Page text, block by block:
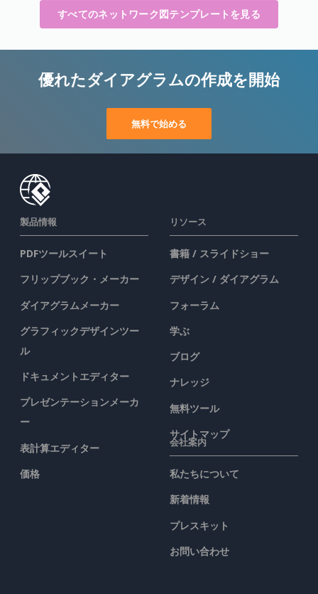
すべてのネットワーク図テンプレートを見る
優れたダイアグラムの作成を開始
無料で始める
製品情報
PDFツールスイート
フリップブック・メーカー
ダイアグラムメーカー
グラフィックデザインツー
ル
ドキュメントエディター
プレゼンテーションメーカ
ー
表計算エディター
価格
リソース
書籍 / スライドショー
デザイン / ダイアグラム
フォーラム
学ぶ
ブログ
ナレッジ
無料ツール
サイトマップ
会社案内
私たちについて
新着情報
プレスキット
お問い合わせ